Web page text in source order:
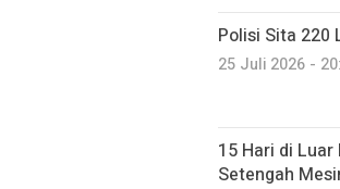
Polisi Sita 220
25 Juli 2026 -
15 Hari di Luar
Setengah